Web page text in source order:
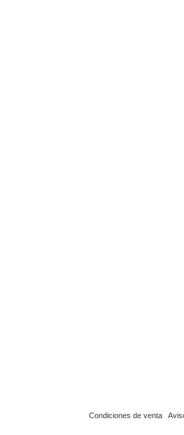
Condiciones de venta